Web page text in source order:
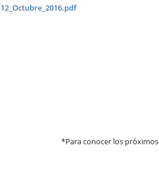
*Para conocer los próximos